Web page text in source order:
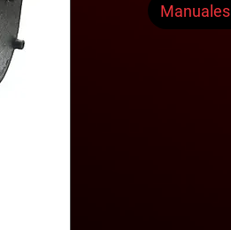
Manuales